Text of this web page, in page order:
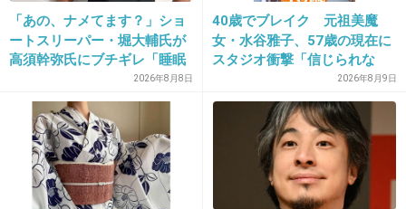
23. 匿名2021/03/22(月) 09:49:34
でもエッチはしてるんだよね
-0
24. 匿名2021/03/22(月) 09:49:42
友人を自分で招いておいてトイレ使うなとか、
「あの、ナメてます？」ショ
ートスリーパー・堀大輔氏が
高須幹弥氏にブチギレ「睡眠
不足の人＝キレやすい」SNS
で物議
2026年8月8日
40歳でブレイク 元祖美魔
女・水谷雅子、57歳の現在に
スタジオ衝撃「信じられな
い」「やっぱすごいね」2026年8月9日